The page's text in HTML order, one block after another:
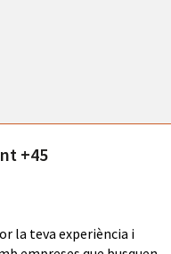
+45
la teva experiència i